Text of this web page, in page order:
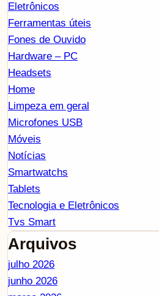
Eletrônicos
Ferramentas úteis
Fones de Ouvido
Hardware – PC
Headsets
Home
Limpeza em geral
Microfones USB
Móveis
Notícias
Smartwatchs
Tablets
Tecnologia e Eletrônicos
Tvs Smart
Arquivos
julho 2026
junho 2026